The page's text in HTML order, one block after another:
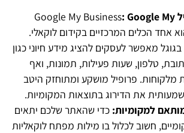
Google My Business: Google My
אחד הכלים המרכזיים בקידום לוקאלי.
מאפשר לעסקים להציג מידע חיוני כגון
טלפון, שעות פעילות, תמונות, ואף
מלקוחות. פרופיל מושקע ומתוחזק היטב
את הדירוג בתוצאות המקומיות.
למקומיות: כדי שהאתר שלכם יתאים
חשוב לכלול בו מילות מפתח לוקאליות